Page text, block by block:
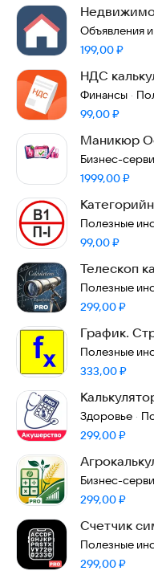
Объявления
Цена:
199,00₽
НДС
без
Финансы ·
Цена:
99,00₽
Маникюр
Бизнес-
Цена:
1999,00₽
пожарной
Полезные
Цена:
99,00₽
Телескоп
Полезные
Цена:
299,00₽
График.
Полезные
Цена:
333,00₽
Здоровье ·
Цена:
299,00₽
Бизнес-
Цена:
299,00₽
Счетчик
Полезные
Цена:
299,00₽